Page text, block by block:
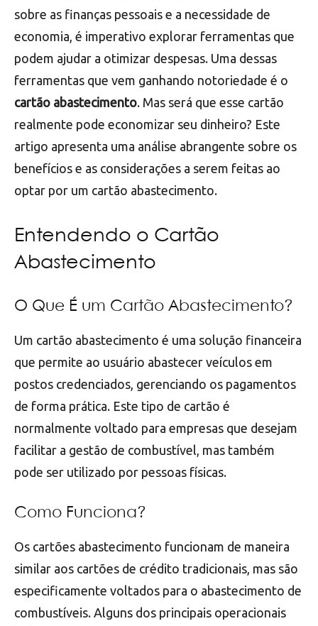
sobre as finanças pessoais e a necessidade de
economia, é imperativo explorar ferramentas que
podem ajudar a otimizar despesas. Uma dessas
ferramentas que vem ganhando notoriedade é o
cartão abastecimento. Mas será que esse cartão
realmente pode economizar seu dinheiro? Este
artigo apresenta uma análise abrangente sobre os
benefícios e as considerações a serem feitas ao
optar por um cartão abastecimento.
Entendendo o Cartão
Abastecimento
O Que É um Cartão Abastecimento?
Um cartão abastecimento é uma solução financeira
que permite ao usuário abastecer veículos em
postos credenciados, gerenciando os pagamentos
de forma prática. Este tipo de cartão é
normalmente voltado para empresas que desejam
facilitar a gestão de combustível, mas também
pode ser utilizado por pessoas físicas.
Como Funciona?
Os cartões abastecimento funcionam de maneira
similar aos cartões de crédito tradicionais, mas são
especificamente voltados para o abastecimento de
combustíveis. Alguns dos principais operacionais